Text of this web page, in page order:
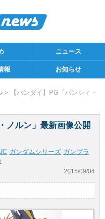
ニュース
報 お知らせ
> 【バンダイ】PG「バンシィ・
ノルン」最新画像公開
ガンダムシリーズ ガンプラ
2015/09/04